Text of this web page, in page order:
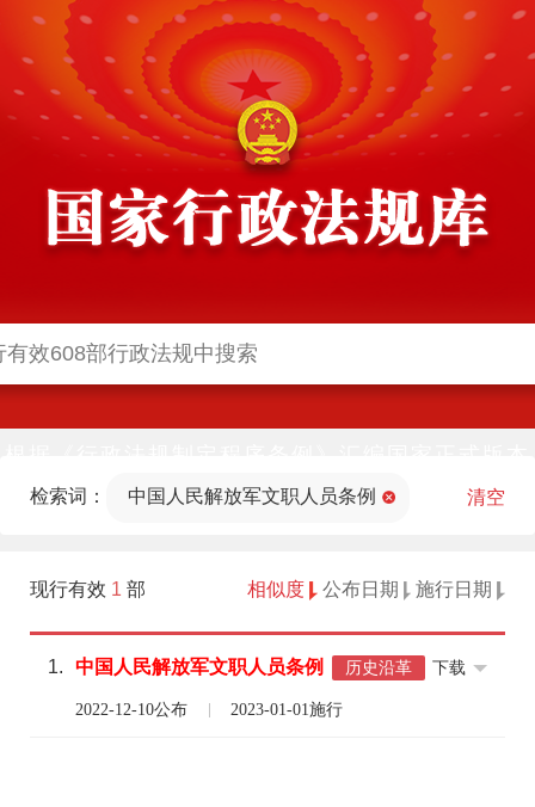
法部官网)同步公布
检索词： 中国人民解放军文职人员条例 清空
现行有效 1 部 相似度 公布日期 施行日期
1. 中国人民解放军文职人员条例 历史沿革
2022-12-10公布 2023-01-01施行
下载